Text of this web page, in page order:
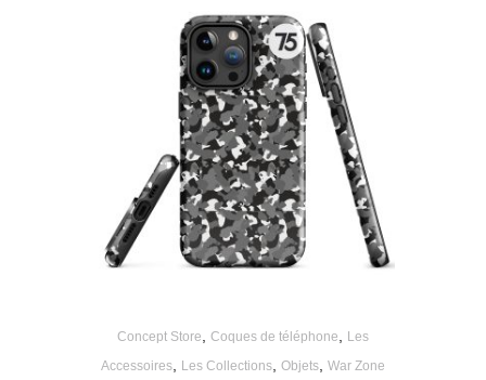
Concept Store Coques de téléphone
Les
Accessoires
Les Collections Objets War Zone